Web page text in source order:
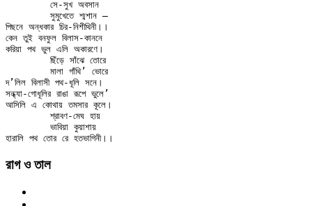
পিছনে অন্ধকার চির-নিশীথিনী।।
কেন তুই বনফুল বিলাস-কাননে
করিয়া পথ ভুল এলি অকারণে।
দ’লিল বিলাসী পথ-ধূলি সনে।
সন্ধ্যা-গোধূলির রাঙা রূপে ভুলে’
আসিলি এ কোথায় তমসার কূলে।
	শ্রাবণ-মেঘ হায়
রাগ ও তাল